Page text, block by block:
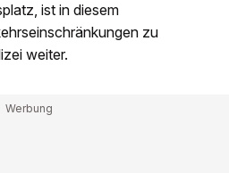
ist in diesem
zu
weiter.